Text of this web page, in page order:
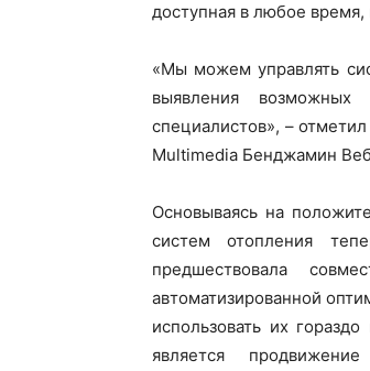
доступная в любое время,
«Мы можем управлять
выявления возможных
специалистов», –
Multimedia Бенджамин
Основываясь на
систем отопления
предшествовала
автоматизированной
использовать их
является